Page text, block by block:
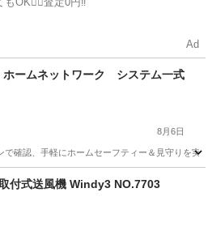
Ad
ームネットワーク システム一式
8月6日
確認、手軽にホームセーフティー＆見守りを実
生活家電
付式送風機 Windy3 NO.7703